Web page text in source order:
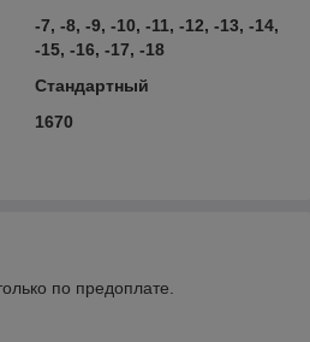
-7, -8, -9, -10, -11, -12, -13, -14,
-15, -16, -17, -18
Стандартный
1670
по предоплате.